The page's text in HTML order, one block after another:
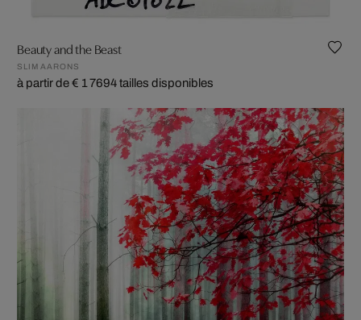
Beauty and the Beast
SLIM AARONS
à partir de € 1 7694 tailles disponibles